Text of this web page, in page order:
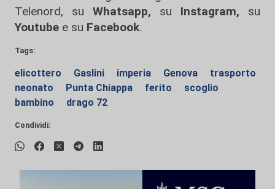
Telenord, su
Whatsapp, su Instagram, su
Youtube e su Facebook.
Tags:
elicottero Gaslini imperia Genova
trasporto
neonato
Punta Chiappa ferito
scoglio
bambino
drago 72
Condividi: